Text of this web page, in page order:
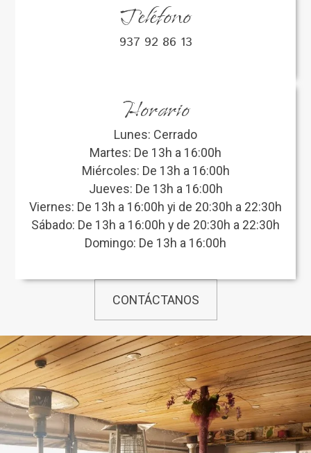
Teléfono
937 92 86 13
Horario
Lunes: Cerrado
Martes: De 13h a 16:00h
Miércoles: De 13h a 16:00h
Jueves: De 13h a 16:00h
Viernes: De 13h a 16:00h yi de 20:30h a 22:30h
Sábado: De 13h a 16:00h y de 20:30h a 22:30h
Domingo: De 13h a 16:00h
CONTÁCTANOS